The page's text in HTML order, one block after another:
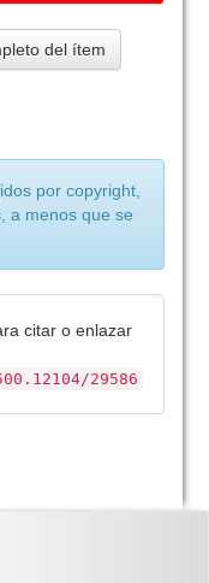
del ítem
por copyright,
a menos que se
citar o enlazar
29586